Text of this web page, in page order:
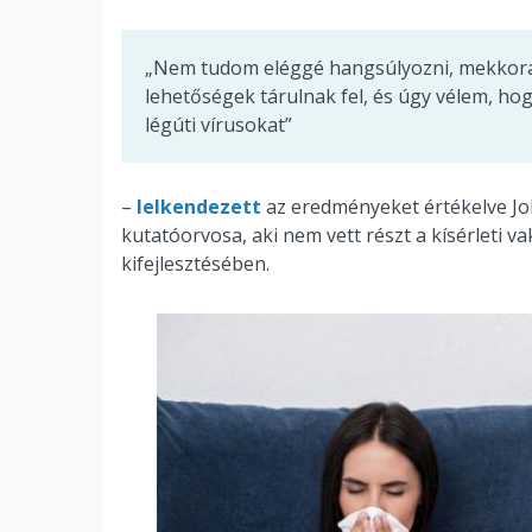
„Nem tudom eléggé hangsúlyozni,
lehetőségek tárulnak fel, és úgy vélem,
légúti vírusokat”
– lelkendezett az eredményeket értékelve
kutatóorvosa, aki nem vett részt a kísérleti
kifejlesztésében.